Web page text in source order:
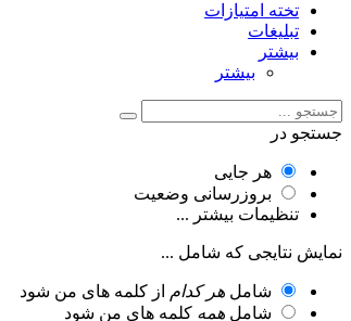
تخته امتیازات
تبلیغات
بیشتر
بیشتر
جستجو در
هر جایی
بروزرسانی وضعیت
تنظیمات بیشتر ...
نمایش نتایجی که شامل ...
شامل هر کدام از کلمه های من شود
شامل همه کلمه های من شود